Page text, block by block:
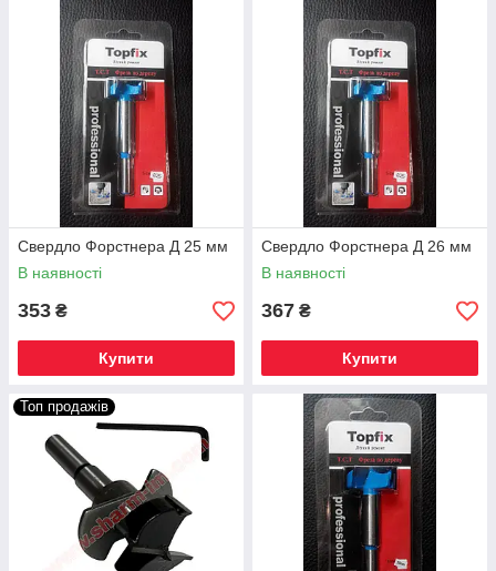
Свердло Форстнера Д 25 мм
В наявності
353 ₴
Купити
Свердло Форстнера Д 26 мм
В наявності
367 ₴
Купити
Топ продажів